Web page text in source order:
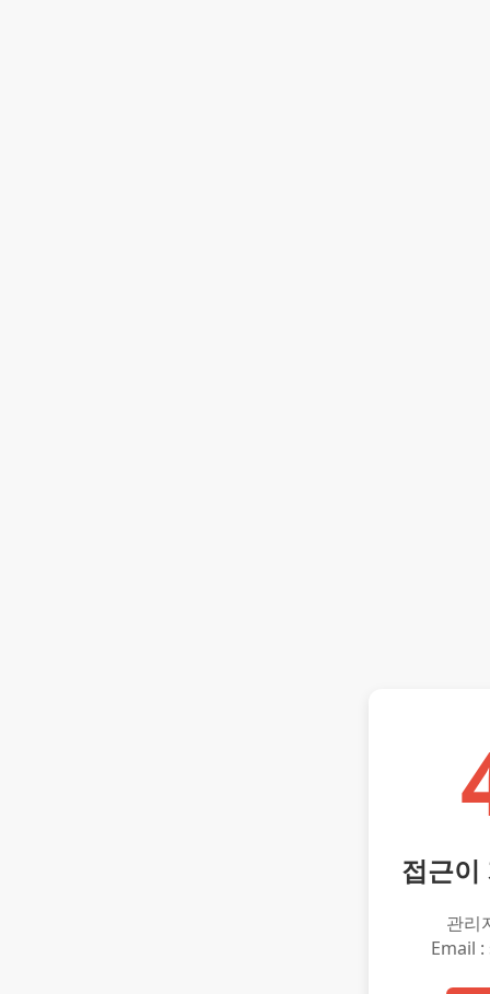
접근이
관리
Email